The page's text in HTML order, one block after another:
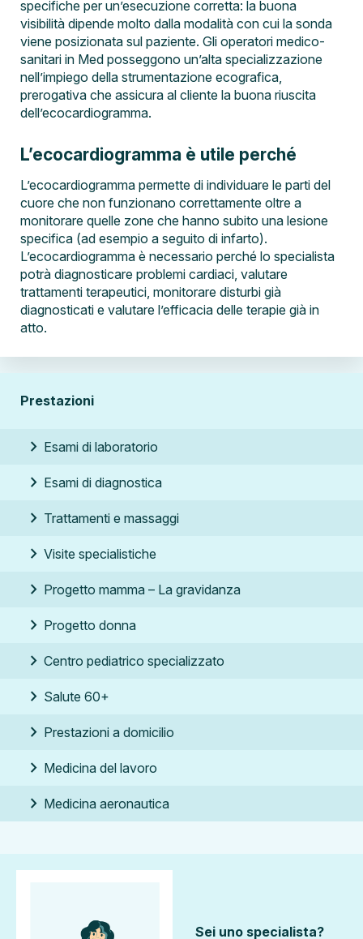
specifiche per un’esecuzione corretta: la buona
visibilità dipende molto dalla modalità con cui la sonda
viene posizionata sul paziente. Gli operatori medico-
sanitari in Med posseggono un’alta specializzazione
nell’impiego della strumentazione ecografica,
prerogativa che assicura al cliente la buona riuscita
dell’ecocardiogramma.
L’ecocardiogramma è utile perché
L’ecocardiogramma permette di individuare le parti del
cuore che non funzionano correttamente oltre a
monitorare quelle zone che hanno subito una lesione
specifica (ad esempio a seguito di infarto).
L’ecocardiogramma è necessario perché lo specialista
potrà diagnosticare problemi cardiaci, valutare
trattamenti terapeutici, monitorare disturbi già
diagnosticati e valutare l’efficacia delle terapie già in
atto.
Prestazioni
chevron_right Esami di laboratorio
chevron_right Esami di diagnostica
chevron_right Trattamenti e massaggi
chevron_right Visite specialistiche
chevron_right Progetto mamma – La gravidanza
chevron_right Progetto donna
chevron_right Centro pediatrico specializzato
chevron_right Salute 60+
chevron_right Prestazioni a domicilio
chevron_right Medicina del lavoro
chevron_right Medicina aeronautica
Sei uno specialista?